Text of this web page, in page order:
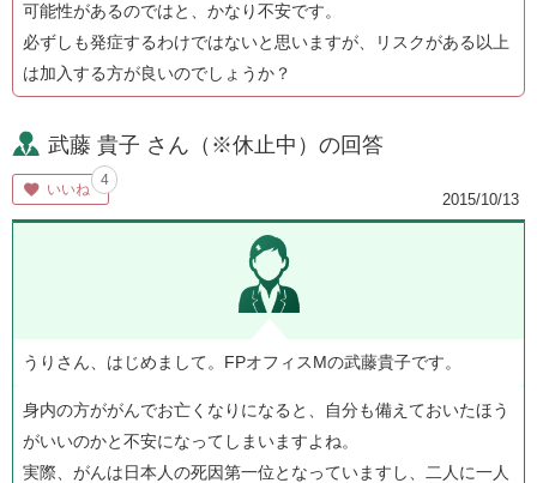
可能性があるのではと、かなり不安です。
必ずしも発症するわけではないと思いますが、リスクがある以上
は加入する方が良いのでしょうか？
武藤 貴子 さん（※休止中）の回答
いいね
4
2015/10/13
うりさん、はじめまして。FPオフィスMの武藤貴子です。
身内の方ががんでお亡くなりになると、自分も備えておいたほう
がいいのかと不安になってしまいますよね。
実際、がんは日本人の死因第一位となっていますし、二人に一人